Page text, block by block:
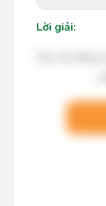
Lời giải: